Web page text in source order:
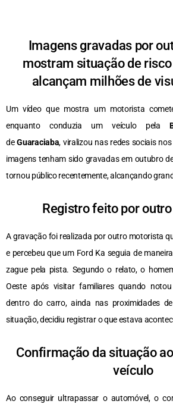
Imagens gravadas por
mostram situação de
alcançam milhões de
Um vídeo que mostra um motorista
enquanto conduzia um veículo pela
deGuaraciaba, viralizou nas redes sociais
imagens tenham sido gravadas em outubro
tornou público recentemente, alcançando
Registro feito por
A gravação foi realizada por outro motorista
e percebeu que um Ford Ka seguia de
zague pela pista. Segundo o relato, o
Oeste após visitar familiares quando
dentro do carro, ainda nas proximidades
situação, decidiu registrar o que estava
Confirmação da situação
veículo
Ao conseguir ultrapassar o automóvel, o